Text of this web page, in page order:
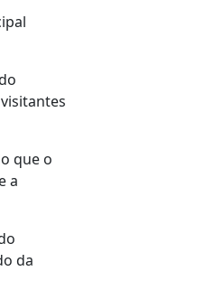
que o
a
da